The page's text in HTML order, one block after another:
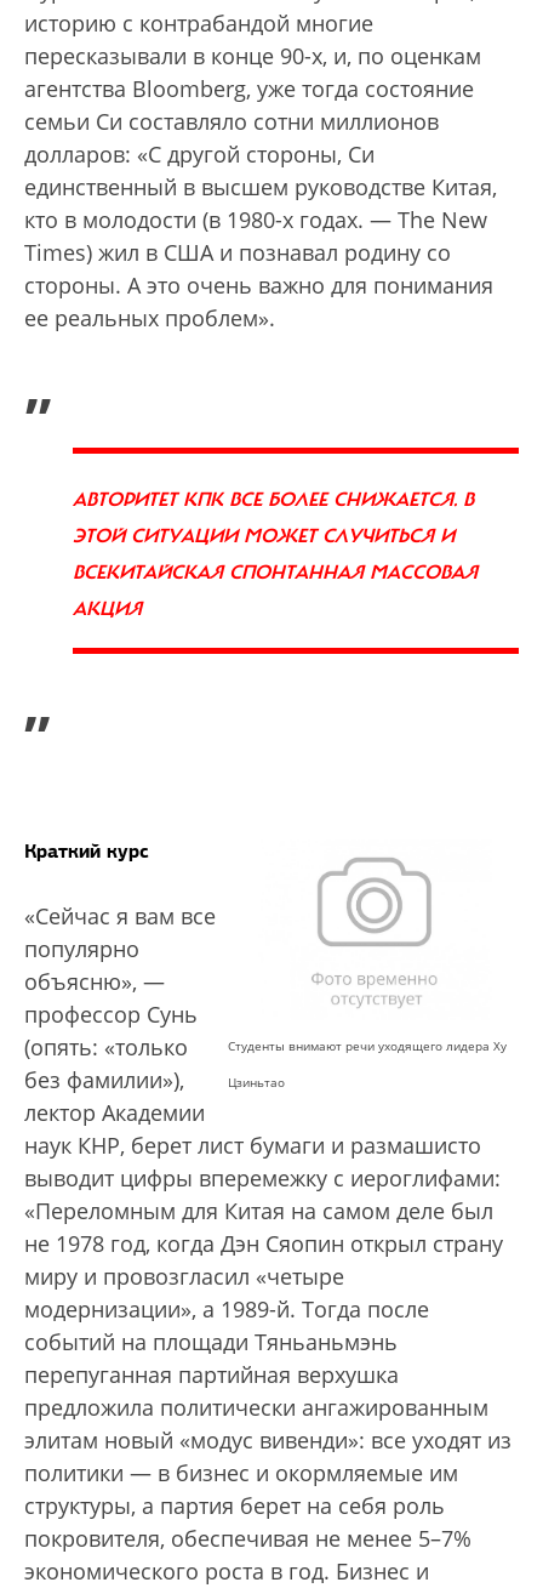
историю с контрабандой многие
пересказывали в конце 90-х, и, по оценкам
агентства Bloomberg, уже тогда состояние
семьи Си составляло сотни миллионов
долларов: «С другой стороны, Си
единственный в высшем руководстве Китая,
кто в молодости (в 1980-х годах. — The New
Times) жил в США и познавал родину со
стороны. А это очень важно для понимания
ее реальных проблем».
„
АВТОРИТЕТ КПК ВСЕ БОЛЕЕ СНИЖАЕТСЯ. В
ЭТОЙ СИТУАЦИИ МОЖЕТ СЛУЧИТЬСЯ И
ВСЕКИТАЙСКАЯ СПОНТАННАЯ МАССОВАЯ
АКЦИЯ
”
Студенты внимают речи уходящего лидера Ху
Цзиньтао
Краткий курс
«Сейчас я вам все
популярно
объясню», —
профессор Сунь
(опять: «только
без фамилии»),
лектор Академии
наук КНР, берет лист бумаги и размашисто
выводит цифры вперемежку с иероглифами:
«Переломным для Китая на самом деле был
не 1978 год, когда Дэн Сяопин открыл страну
миру и провозгласил «четыре
модернизации», а 1989-й. Тогда после
событий на площади Тяньаньмэнь
перепуганная партийная верхушка
предложила политически ангажированным
элитам новый «модус вивенди»: все уходят из
политики — в бизнес и окормляемые им
структуры, а партия берет на себя роль
покровителя, обеспечивая не менее 5–7%
экономического роста в год. Бизнес и